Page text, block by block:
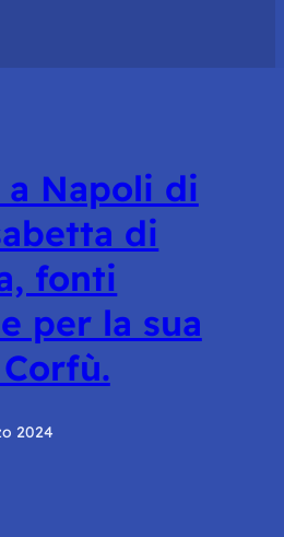
Napoli di
di
fonti
per la sua
2024